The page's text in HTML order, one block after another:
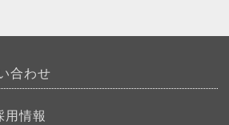
合わせ
用情報